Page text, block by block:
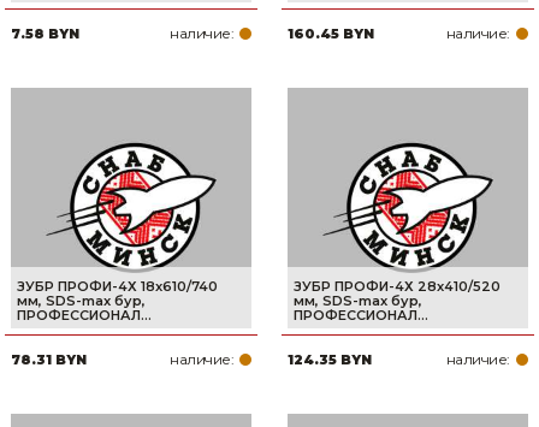
7.58 BYN наличие: 160.45 BYN наличие:
ЗУБР ПРОФИ-4Х 18x610/740
мм, SDS-max бур,
ПРОФЕССИОНАЛ...
78.31 BYN наличие:
ЗУБР ПРОФИ-4Х 28x410/520
мм, SDS-max бур,
ПРОФЕССИОНАЛ...
124.35 BYN наличие: